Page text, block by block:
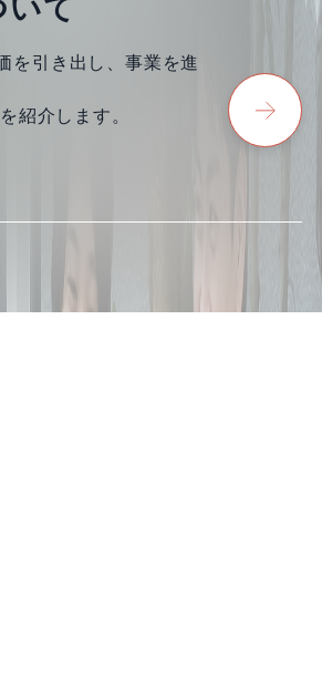
いて
を引き出し、事業を進
紹介します。